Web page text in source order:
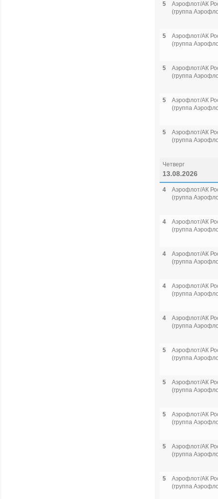
5
Аэрофлот/АК
(группа
5
Аэрофлот/АК
(группа
5
Аэрофлот/АК
(группа
5
Аэрофлот/АК
(группа
5
Аэрофлот/АК
(группа
Четверг
13.08.2026
4
Аэрофлот/АК
(группа
4
Аэрофлот/АК
(группа
4
Аэрофлот/АК
(группа
4
Аэрофлот/АК
(группа
4
Аэрофлот/АК
(группа
5
Аэрофлот/АК
(группа
5
Аэрофлот/АК
(группа
5
Аэрофлот/АК
(группа
5
Аэрофлот/АК
(группа
5
Аэрофлот/АК
(группа